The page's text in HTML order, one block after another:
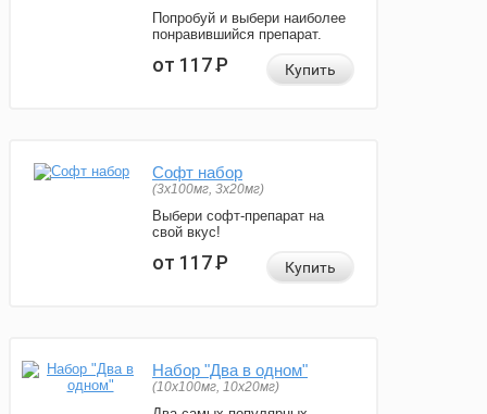
Попробуй и выбери наиболее
понравившийся препарат.
от 117Р Купить
Софт набор
(3x100мг, 3x20мг)
Выбери софт-препарат на
свой вкус!
от 117Р Купить
Набор "Два в одном"
(10x100мг, 10x20мг)